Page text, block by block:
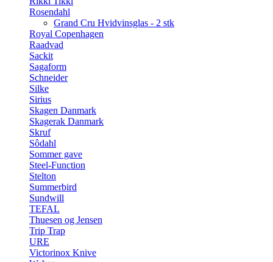
Rosendahl
Grand Cru Hvidvinsglas - 2 stk
Royal Copenhagen
Raadvad
Sackit
Sagaform
Schneider
Silke
Sirius
Skagen Danmark
Skagerak Danmark
Skruf
Sôdahl
Sommer gave
Steel-Function
Stelton
Summerbird
Sundwill
TEFAL
Thuesen og Jensen
Trip Trap
URE
Victorinox Knive